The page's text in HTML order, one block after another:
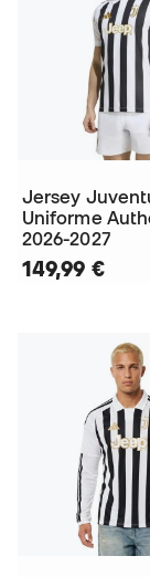
Jersey
Uniforme
2026-2027
149,99 €